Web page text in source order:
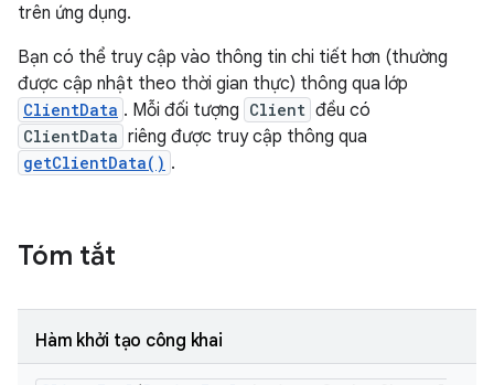
trên ứng dụng.
Bạn có thể truy cập vào thông tin chi tiết hơn (thường
được cập nhật theo thời gian thực) thông qua lớp
ClientData . Mỗi đối tượng Client đều có
ClientData riêng được truy cập thông qua
getClientData() .
Tóm tắt
Hàm khởi tạo công khai